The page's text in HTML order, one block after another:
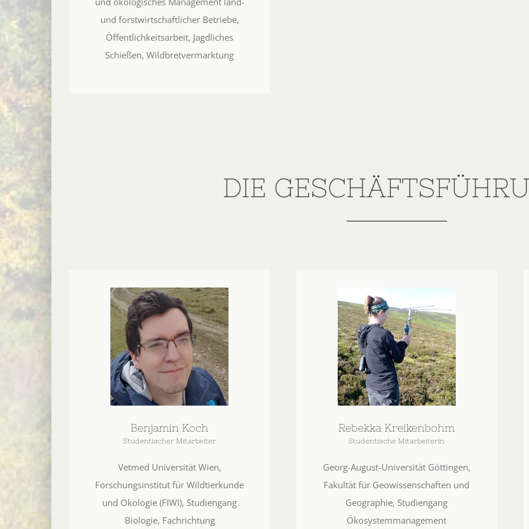
und forstwirtschaftlicher Betriebe,
Öffentlichkeitsarbeit, Jagdliches
Schießen, Wildbretvermarktung
DIE
Benjamin Koch
Studentischer Mitarbeiter
Vetmed Universität Wien,
Forschungsinstitut für Wildtierkunde
und Ökologie (FIWI), Studiengang
Biologie, Fachrichtung
Rebekka Kreikenbohm
Studentische Mitarbeiterin
Georg-August-Universität Göttingen,
Fakultät für Geowissenschaften und
Geographie, Studiengang
Ökosystemmanagement